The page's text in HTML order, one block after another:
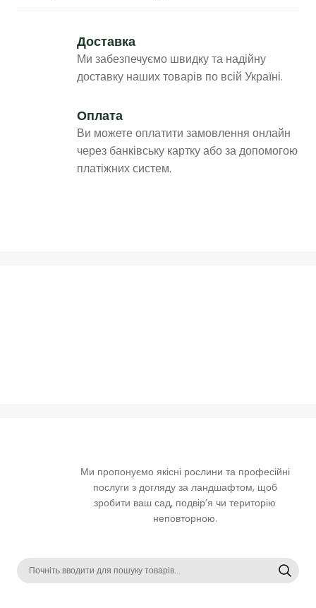
Доставка
Ми забезпечуємо швидку та надійну
доставку наших товарів по всій Україні.
Оплата
Ви можете оплатити замовлення онлайн
через банківську картку або за допомогою
платіжних систем.
Ми пропонуємо якісні рослини та професійні
послуги з догляду за ландшафтом, щоб
зробити ваш сад, подвір’я чи територію
неповторною.